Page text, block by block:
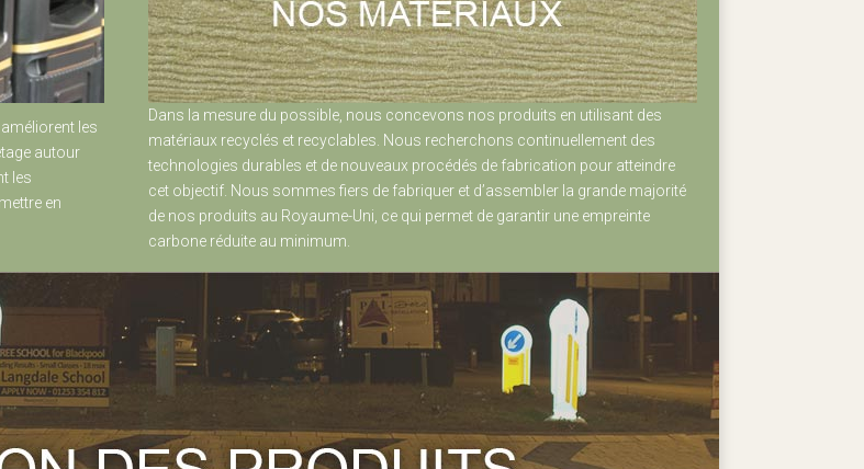
les
autour
les
en
Dans la mesure du possible, nous concevons nos produits en utilisant des
matériaux recyclés et recyclables. Nous recherchons continuellement des
technologies durables et de nouveaux procédés de fabrication pour atteindre
cet objectif. Nous sommes fiers de fabriquer et d’assembler la grande majorité
de nos produits au Royaume-Uni, ce qui permet de garantir une empreinte
carbone réduite au minimum.